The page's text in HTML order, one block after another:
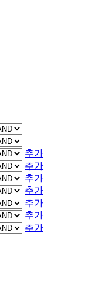
추가
추가
추가
추가
추가
추가
추가